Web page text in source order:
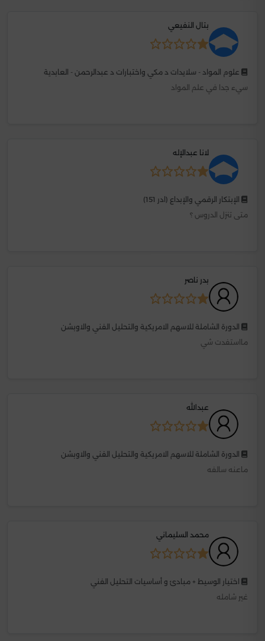
بتال النفيعي
علوم المواد - سلايدات د مكي واختبارات د عبدالرحمن - العابدية
سيء جدا في علم المواد
لانا عبدالإله
الإبتكار الرقمي والإبداع (ادر 151)
متى تنزل الدروس ؟
بدر ناصر
الدورة الشاملة للاسهم الامريكية والتحليل الفني والاوبشن
مااستفدت شي
عبدالله
الدورة الشاملة للاسهم الامريكية والتحليل الفني والاوبشن
ماعنه سالفه
محمد السليماني
اختيار الوسيط + مبادئ و أساسيات التحليل الفني
غير شامله